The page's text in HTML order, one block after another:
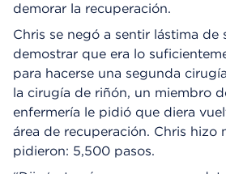
demorar la recuperación.
Chris se negó a sentir lástima de
demostrar que era lo
para hacerse una segunda
la cirugía de riñón, un miembro
enfermería le pidió que diera
área de recuperación. Chris hizo
pidieron: 5,500 pasos.